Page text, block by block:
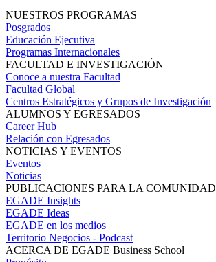
NUESTROS PROGRAMAS
Posgrados
Educación Ejecutiva
Programas Internacionales
FACULTAD E INVESTIGACIÓN
Conoce a nuestra Facultad
Facultad Global
Centros Estratégicos y Grupos de Investigación
ALUMNOS Y EGRESADOS
Career Hub
Relación con Egresados
NOTICIAS Y EVENTOS
Eventos
Noticias
PUBLICACIONES PARA LA COMUNIDAD
EGADE Insights
EGADE Ideas
EGADE en los medios
Territorio Negocios - Podcast
ACERCA DE EGADE Business School